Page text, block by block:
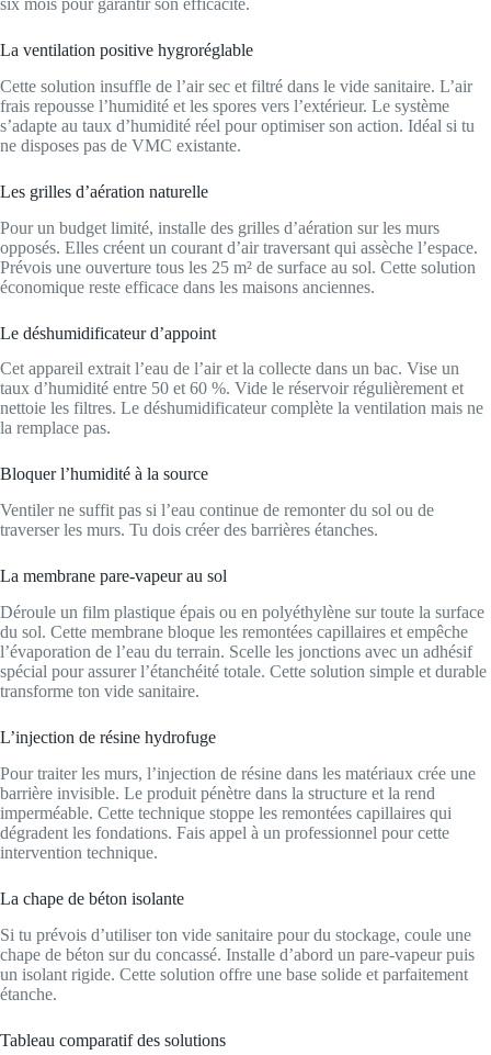
six mois pour garantir son efficacité.
La ventilation positive hygroréglable
Cette solution insuffle de l’air sec et filtré dans le vide sanitaire. L’air
frais repousse l’humidité et les spores vers l’extérieur. Le système
s’adapte au taux d’humidité réel pour optimiser son action. Idéal si tu
ne disposes pas de VMC existante.
Les grilles d’aération naturelle
Pour un budget limité, installe des grilles d’aération sur les murs
opposés. Elles créent un courant d’air traversant qui assèche l’espace.
Prévois une ouverture tous les 25 m² de surface au sol. Cette solution
économique reste efficace dans les maisons anciennes.
Le déshumidificateur d’appoint
Cet appareil extrait l’eau de l’air et la collecte dans un bac. Vise un
taux d’humidité entre 50 et 60 %. Vide le réservoir régulièrement et
nettoie les filtres. Le déshumidificateur complète la ventilation mais ne
la remplace pas.
Bloquer l’humidité à la source
Ventiler ne suffit pas si l’eau continue de remonter du sol ou de
traverser les murs. Tu dois créer des barrières étanches.
La membrane pare-vapeur au sol
Déroule un film plastique épais ou en polyéthylène sur toute la surface
du sol. Cette membrane bloque les remontées capillaires et empêche
l’évaporation de l’eau du terrain. Scelle les jonctions avec un adhésif
spécial pour assurer l’étanchéité totale. Cette solution simple et durable
transforme ton vide sanitaire.
L’injection de résine hydrofuge
Pour traiter les murs, l’injection de résine dans les matériaux crée une
barrière invisible. Le produit pénètre dans la structure et la rend
imperméable. Cette technique stoppe les remontées capillaires qui
dégradent les fondations. Fais appel à un professionnel pour cette
intervention technique.
La chape de béton isolante
Si tu prévois d’utiliser ton vide sanitaire pour du stockage, coule une
chape de béton sur du concassé. Installe d’abord un pare-vapeur puis
un isolant rigide. Cette solution offre une base solide et parfaitement
étanche.
Tableau comparatif des solutions